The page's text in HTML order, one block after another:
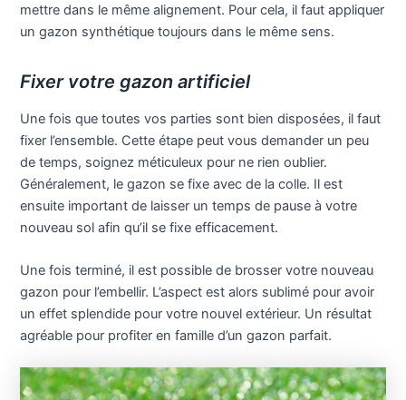
mettre dans le même alignement. Pour cela, il faut appliquer
un gazon synthétique toujours dans le même sens.
Fixer votre gazon artificiel
Une fois que toutes vos parties sont bien disposées, il faut
fixer l’ensemble. Cette étape peut vous demander un peu
de temps, soignez méticuleux pour ne rien oublier.
Généralement, le gazon se fixe avec de la colle. Il est
ensuite important de laisser un temps de pause à votre
nouveau sol afin qu’il se fixe efficacement.
Une fois terminé, il est possible de brosser votre nouveau
gazon pour l’embellir. L’aspect est alors sublimé pour avoir
un effet splendide pour votre nouvel extérieur. Un résultat
agréable pour profiter en famille d’un gazon parfait.